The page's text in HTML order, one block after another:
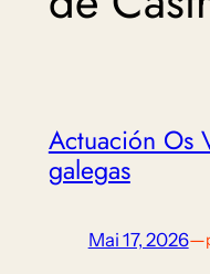
Actuación Os
galegas
Mai 17, 2026—